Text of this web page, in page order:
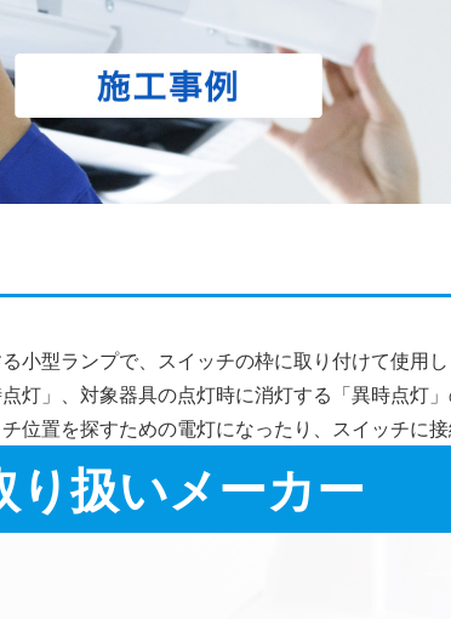
型ランプで、スイッチの枠に取り付けて使用し
」、対象器具の点灯時に消灯する「異時点灯」
位置を探すための電灯になったり、スイッチに
り扱いメーカー